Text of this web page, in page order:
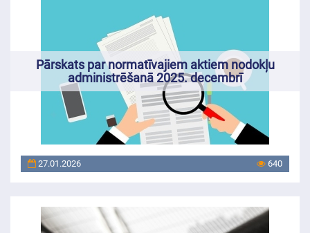
Pārskats par normatīvajiem aktiem nodokļu
administrēšanā 2025. decembrī
27.01.2026 640